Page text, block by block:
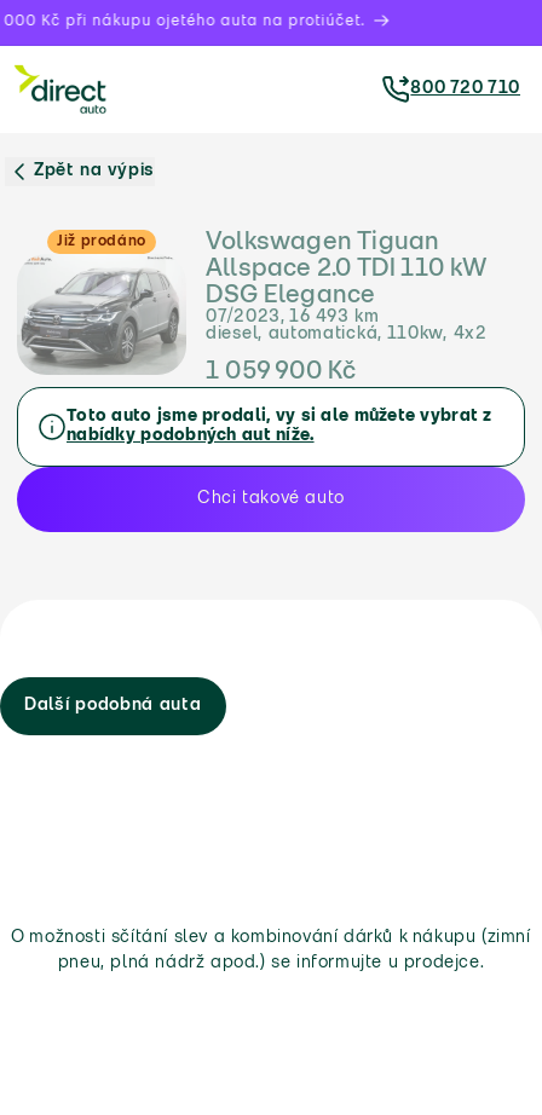
Kč při nákupu ojetého auta na protiúčet.
800 720 710
Zpět na výpis
Již prodáno
Volkswagen Tiguan
Allspace 2.0 TDI 110 kW
DSG Elegance
07/2023, 16 493 km
diesel, automatická, 110kw, 4x2
1 059 900 Kč
Toto auto jsme prodali, vy si ale můžete vybrat z
nabídky podobných aut níže.
Chci takové auto
Další podobná auta
O možnosti sčítání slev a kombinování dárků k nákupu (zimní
pneu, plná nádrž apod.) se informujte u prodejce.